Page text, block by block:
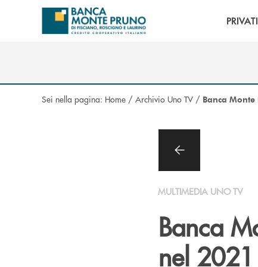
Salta al contenuto principale
PRIVATI
Sei nella pagina: Home / Archivio Uno TV / Banca
MULTIMEDIA UNO TV
Banca
nel 2021